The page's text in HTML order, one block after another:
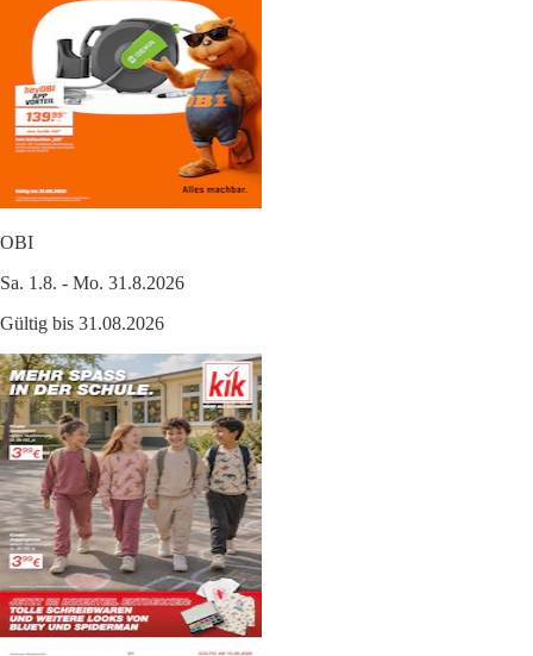
OBI
Sa. 1.8. - Mo. 31.8.2026
Gültig bis 31.08.2026